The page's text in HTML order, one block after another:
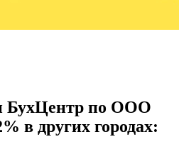
БухЦентр по ООО
в других городах: